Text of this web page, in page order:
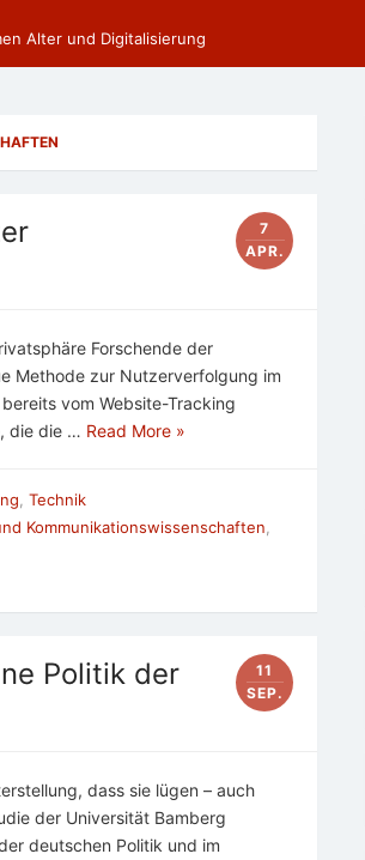
Alter und Digitalisierung
7
APR.
Forschende der
Methode zur Nutzerverfolgung im
vom Website-Tracking
die die … Read More »
Technik
Kommunikationswissenschaften,
Politik der
11
SEP.
dass sie lügen – auch
der Universität Bamberg
deutschen Politik und im